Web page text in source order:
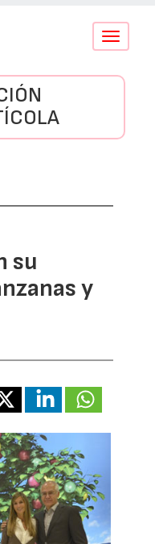
Conmutar
su
y